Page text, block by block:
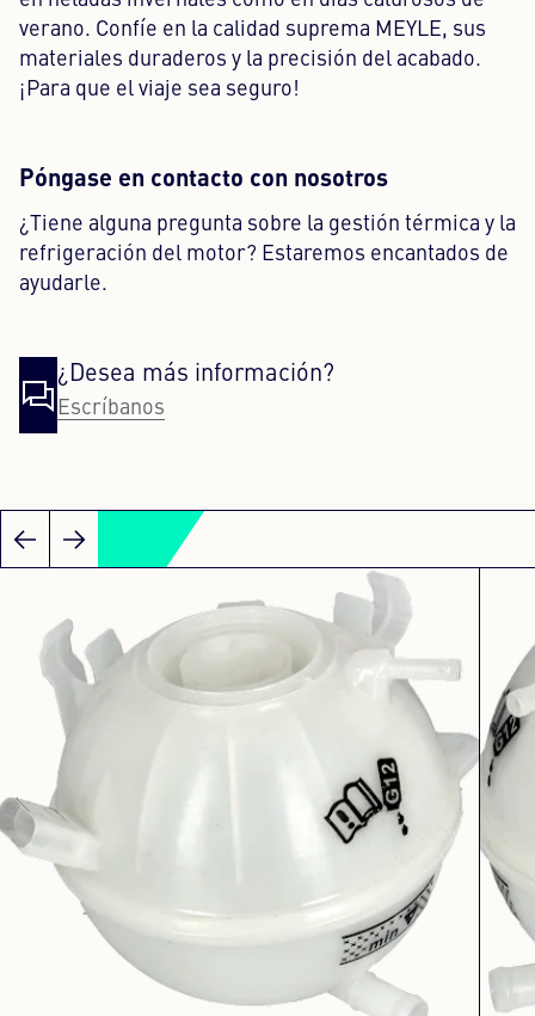
verano. Confíe en la calidad suprema MEYLE, sus
materiales duraderos y la precisión del acabado.
¡Para que el viaje sea seguro!
Póngase en contacto con nosotros
¿Tiene alguna pregunta sobre la gestión térmica y la
refrigeración del motor? Estaremos encantados de
ayudarle.
¿Desea más información?
Escríbanos